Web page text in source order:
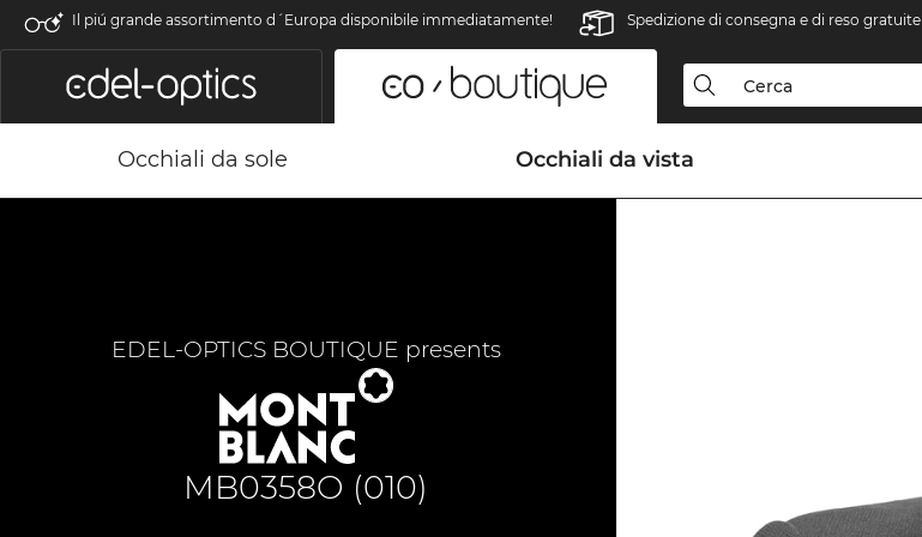
Il piú grande assortimento d´Europa disponibile immediatamente! Spedizione di consegna e di reso gratuite
Occhiali da sole Occhiali da vista
MB0358O (010)
EDEL-OPTICS BOUTIQUE presents